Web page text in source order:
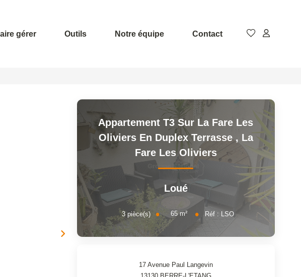
gérer Outils Notre équipe Contact
Appartement T3 Sur La Fare Les
Oliviers En Duplex Terrasse , La
Fare Les Oliviers
Loué
3pièce(s) 65m² Réf : LSO
17 Avenue Paul Langevin
13130 BERRE-L'ETANG